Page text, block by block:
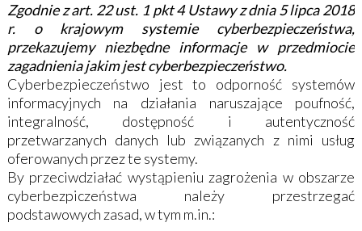
Zgodnie z art. 22 ust. 1 pkt 4 Ustawy z dnia 5 lipca 2018
r. o krajowym systemie cyberbezpieczeństwa,
przekazujemy niezbędne informacje w przedmiocie
zagadnienia jakim jest cyberbezpieczeństwo.
Cyberbezpieczeństwo jest to odporność systemów
informacyjnych na działania naruszające poufność,
integralność, dostępność i autentyczność
przetwarzanych danych lub związanych z nimi usług
oferowanych przez te systemy.
By przeciwdziałać wystąpieniu zagrożenia w obszarze
cyberbezpiczeństwa należy przestrzegać
podstawowych zasad, w tym m.in.: